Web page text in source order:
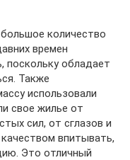
количество
времен
поскольку обладает
Также
использовали
свое жилье от
сил, от сглазов и
впитывать,
Это отличный